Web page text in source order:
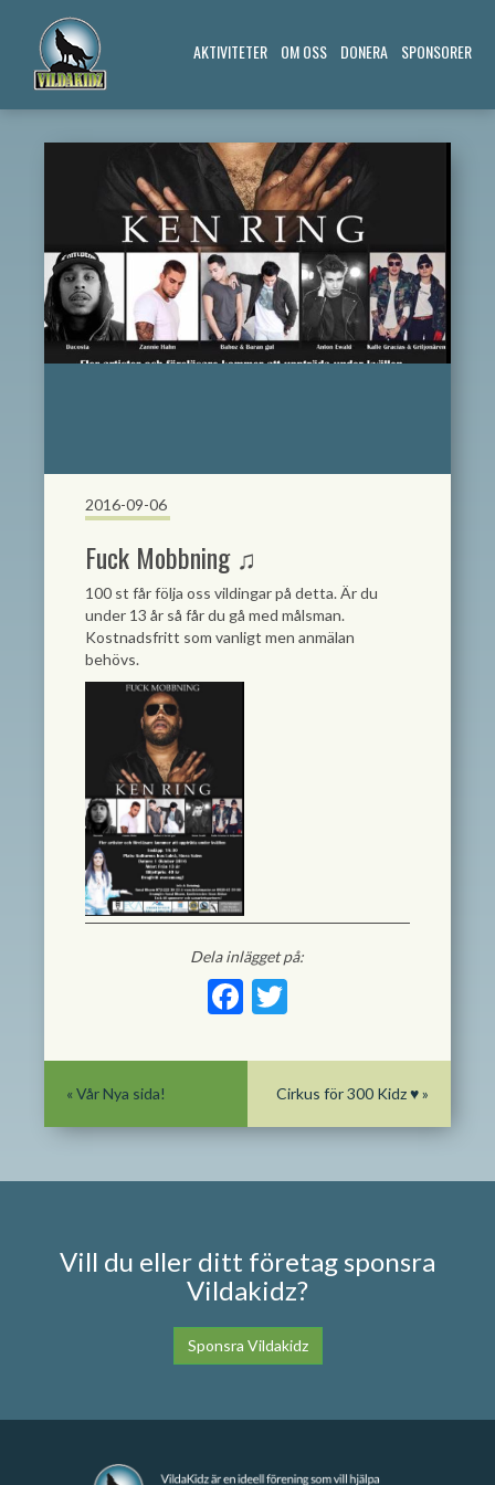
AKTIVITETER OM OSS DONERA SPONSORER
2016-09-06
Fuck Mobbning ♫
100 st får följa oss vildingar på detta. Är du
under 13 år så får du gå med målsman.
Kostnadsfritt som vanligt men anmälan
behövs.
Dela inlägget på:
Facebook
Twitter
Cirkus för 300 Kidz ♥»
« Vår Nya sida!
Vill du eller ditt företag sponsra
Vildakidz?
Sponsra Vildakidz